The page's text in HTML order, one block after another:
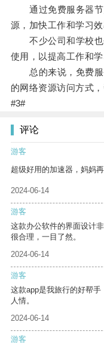
通过免费服务器节
源，加快工作和学习
不少公司和学校也
使用，以提高工作和学
总的来说，免费服
的网络资源访问方式
#3#
评论
游客
超级好用的加速器，妈妈
2024-06-14
游客
这款办公软件的界面设计
很合理，一目了然。
2024-06-14
游客
这款app是我旅行的好帮
人情。
2024-06-14
游客